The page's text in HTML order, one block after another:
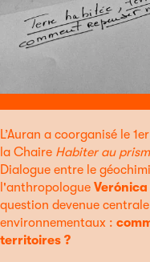
L’Auran a coorganisé le
la Chaire Habiter au
Dialogue entre le
l'anthropologue
question devenue
environnementaux :
territoires ?